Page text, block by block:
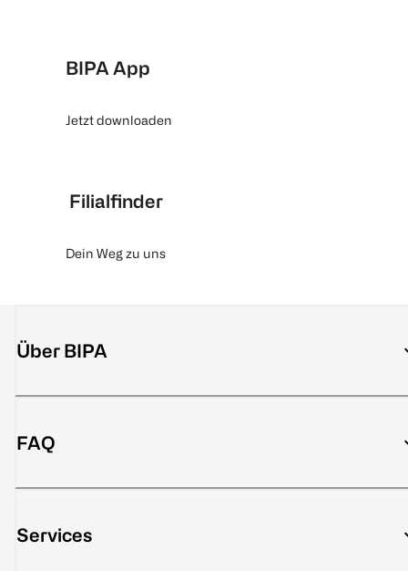
BIPA App
Jetzt downloaden
Filialfinder
Dein Weg zu uns
Über BIPA
FAQ
Services